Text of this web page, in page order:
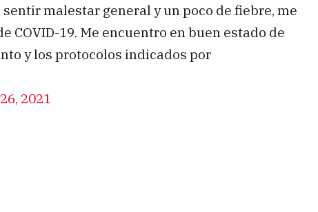
malestar general y un poco de fiebre, me
COVID-19. Me encuentro en buen estado de
y los protocolos indicados por
2021